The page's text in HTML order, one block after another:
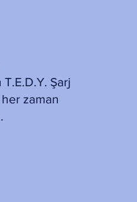
T.E.D.Y. Şarj
zaman